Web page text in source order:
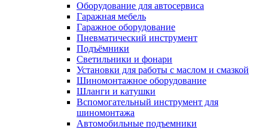
Оборудование для автосервиса
Гаражная мебель
Гаражное оборудование
Пневматический инструмент
Подъёмники
Светильники и фонари
Установки для работы с маслом и смазкой
Шиномонтажное оборудование
Шланги и катушки
Вспомогательный инструмент для
шиномонтажа
Автомобильные подъемники